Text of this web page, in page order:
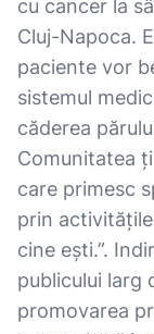
cu cancer la
Cluj-Napoca.
paciente vor
sistemul
căderea
Comunitatea
care primesc
prin
cine ești.”.
publicului larg
promovarea